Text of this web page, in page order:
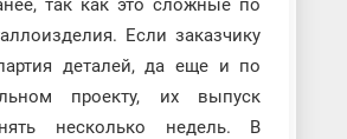
так как это сложные по
Если заказчику
партия деталей, да еще и по
проекту, их выпуск
несколько недель. В